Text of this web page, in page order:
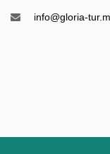
info@gloria-